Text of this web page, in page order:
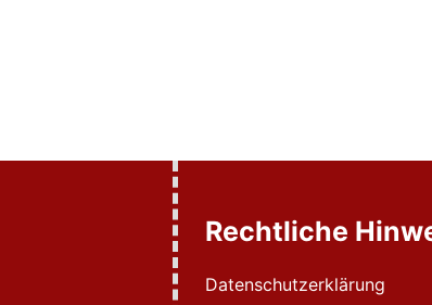
Rechtliche
Datenschutzerklärung